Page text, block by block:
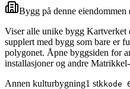
Bygg på denne eiendommen
Viser alle unike bygg Kartverket
supplert med bygg som bare er
polygonet. Åpne byggsiden for
installasjoner og andre
Annen kulturbygning1 stkkode